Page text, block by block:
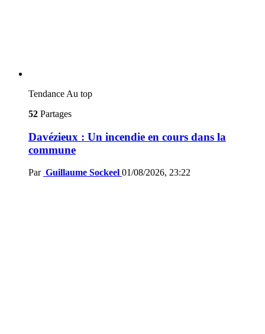
Tendance Au top
52 Partages
Davézieux : Un incendie en cours dans la
commune
Par Guillaume Sockeel 01/08/2026, 23:22